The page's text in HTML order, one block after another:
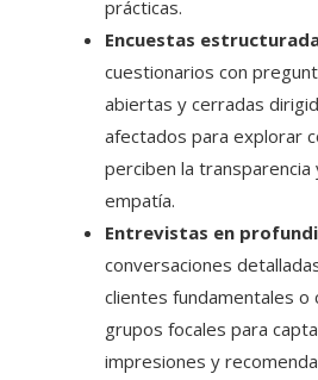
prácticas.
Encuestas
cuestionarios con
abiertas y cerradas
afectados para explorar
perciben la transparencia
empatía.
Entrevistas en
conversaciones
clientes fundamentales o
grupos focales para
impresiones y